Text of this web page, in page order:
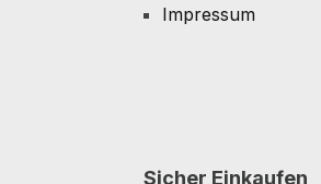
Impressum
Sicher Einkaufen